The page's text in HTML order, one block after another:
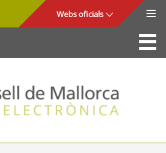
Webs oficials
La Seu
Consell de Mallorca
Accés i seguretat
Utilitats